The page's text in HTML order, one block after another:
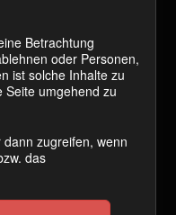
999 Coins
Betrachtung
oder Personen,
ist solche Inhalte zu
Seite umgehend zu
zugreifen, wenn
das